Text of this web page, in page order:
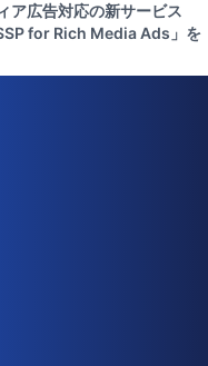
ア広告対応の新サービス
SSP for Rich Media Ads」を